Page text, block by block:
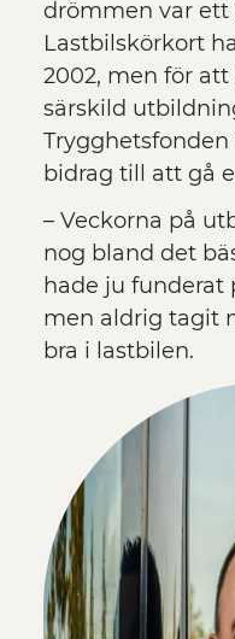
drömmen var ett
Lastbilskörkort
2002, men för att
särskild
Trygghetsfonden
bidrag till att gå
– Veckorna på
nog bland det
hade ju funderat
men aldrig tagit
bra i lastbilen.